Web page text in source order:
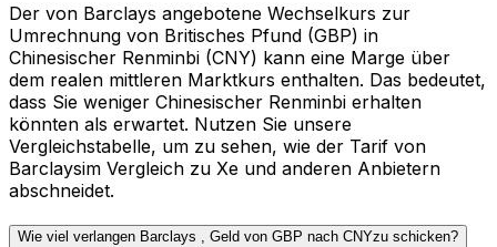
Der von Barclays angebotene Wechselkurs zur
Umrechnung von Britisches Pfund (GBP) in
Chinesischer Renminbi (CNY) kann eine Marge über
dem realen mittleren Marktkurs enthalten. Das bedeutet,
dass Sie weniger Chinesischer Renminbi erhalten
könnten als erwartet. Nutzen Sie unsere
Vergleichstabelle, um zu sehen, wie der Tarif von
Barclaysim Vergleich zu Xe und anderen Anbietern
abschneidet.
Wie viel verlangen Barclays , Geld von GBP nach CNYzu schicken?